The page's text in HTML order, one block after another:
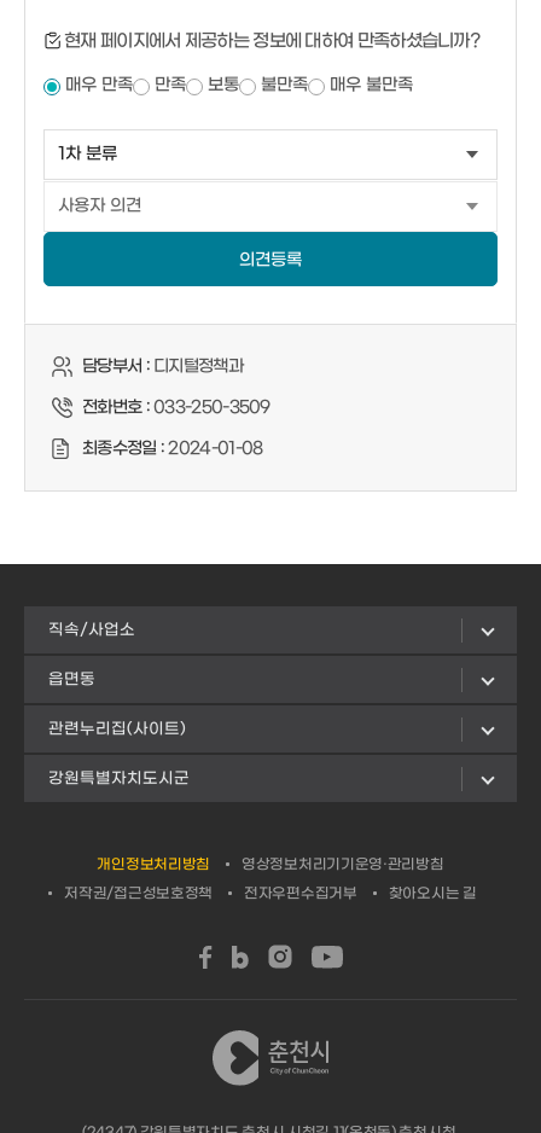
현재 페이지에서 제공하는 정보에 대하여 만족하셨습니까?
매우 만족 만족 보통 불만족 매우 불만족
의견등록
담당부서 :디지털정책과
전화번호 :033-250-3509
최종수정일 :2024-01-08
직속/사업소
읍면동
관련누리집(사이트)
강원특별자치도시군
개인정보처리방침
영상정보처리기기운영·관리방침
저작권/접근성보호정책
전자우편수집거부 찾아오시는 길